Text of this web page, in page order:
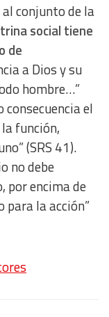
al conjunto de la
social tiene
de
a Dios y su
hombre…”
consecuencia el
función,
(SRS 41).
no debe
por encima de
la acción”